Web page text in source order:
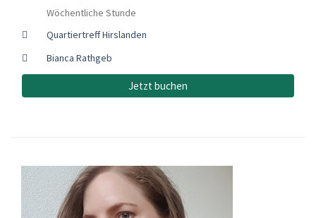
Wöchentliche Stunde
Quartiertreff Hirslanden
Bianca Rathgeb
Jetzt buchen